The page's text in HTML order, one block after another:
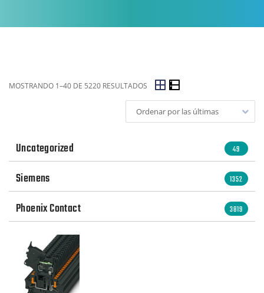
MOSTRANDO 1–40 DE 5220 RESULTADOS
Ordenar por las últimas
Uncategorized 49
Siemens 1352
Phoenix Contact 3819